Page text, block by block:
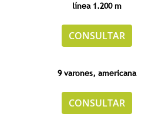
línea 1.200 m
CONSULTAR
9 varones, americana
CONSULTAR